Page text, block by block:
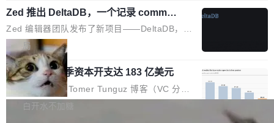
计划的顶峰。 十年前，Ken...
个小型数据库，应用天然按分片构建，单个数据
库的竞争和爆炸半径问题在设计层面就被消除
了。 闲置的 cell 会休眠到几乎不占资源。当 cel
l 迁移或唤醒时，新宿主从 S3 恢复 SQLite 数据
库继续执行。存储库是持久化的唯一真相...
高价的三星折叠（三星Galaxy Z Fold8 Ultra / Z
Fold8 / Z Flip8）外，其余要么是中低端机器，
例如iQOO Z11i、REDMI Note 17、REDMI No
te 17 Pro、OPPO K15，要么是vivo X300 E这
样的次旗舰。 Galaxy Z Fold8 Ultra / Z Fold8 /
Z Flip8三款折叠屏新机均在7月22日发布，且全
部搭载骁龙8 Elite Gen5 for Galaxy，它们本该
Zed 推出 DeltaDB，一个记录 commit
之间所有操作的版本控制系统
Zed 编辑器团队发布了新项目——DeltaDB，一
个在 git commit 之间记录每一次编辑操作的版
本控制系统。目前处于 Early Access 阶段。 De
ltaDB 的核心思路直接写在 landing page 最显
眼的位置：「Software is made between com
mits」——软件是在 commit 之间写出来的。git
局
SpaceXAI 单季资本开支达 183 亿美元
根据风险投资人Tomer Tunguz 博客（VC 分
析）披露的最新分析与第二季度业绩报告，Spac
白开水不加糖